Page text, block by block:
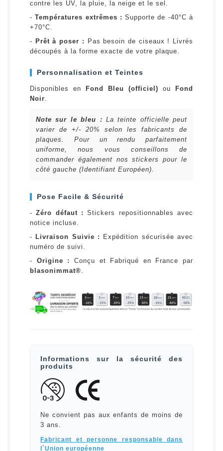
contre les UV, la pluie, la neige et le sel.
-Températures extrêmes : Supporte de -40°C à
+70°C.
- Prêt à poser :
Pas besoin de ciseaux ! Livrés
découpés à la forme exacte de votre plaque.
Personnalisation et Teintes
Disponibles en Fond Bleu (officiel) ou
Fond
Noir.
Note sur le bleu : La teinte officielle peut
varier de +/- 20% selon les fabricants de
plaques. Pour un rendu parfaitement
uniforme, nous vous conseillons de
commander également nos stickers pour le
côté gauche (Identifiant Européen).
Pose Facile & Sécurité
-Zéro défaut : Stickers repositionnables avec
notice incluse.
- Livraison Suivie :
Expédition sécurisée avec
numéro de suivi.
- Origine :
Conçu et Fabriqué en France par
blasonimmat®.
Informations sur la sécurité des
produits
Ne convient pas aux enfants de moins de
3 ans.
Fabricant et personne responsable dans
l`Union européenne